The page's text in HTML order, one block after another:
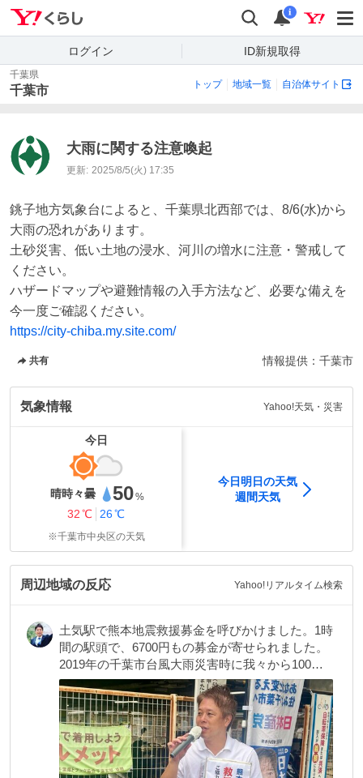
検索 通知
i
ログイン ID新規取得
千葉県
千葉市 トップ 地域一覧 自治体サイト
大雨に関する注意喚起
更新: 2025/8/5(火) 17:35
銚子地方気象台によると、千葉県北西部では、8/6(水)から
大雨の恐れがあります。
土砂災害、低い土地の浸水、河川の増水に注意・警戒して
ください。
ハザードマップや避難情報の入手方法など、必要な備えを
https://city-chiba.my.site.com/
共有 情報提供： 千葉市
気象情報 Yahoo!天気・災害
今日
晴時々曇 50%
最
高
気
温
32℃
最
低
気
温
26℃
※千葉市中央区の天気
今日明日の天気
週間天気
周辺地域の反応 Yahoo!リアルタイム検索
土気駅で熊本地震救援募金を呼びかけました。1時
間の駅頭で、6700円もの募金が寄せられました。
2019年の千葉市台風大雨災害時に我々から100万
円千葉市長にも届けています。全額被災地へと届
けていきます。  #かばさわ洋平
kabasawa.info/post/%E7%86%8A…